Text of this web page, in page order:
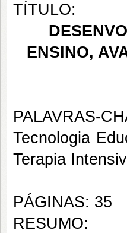
TÍTULO:
ENSINO,
PALAVRAS-
Tecnologia
Terapia
PÁGINAS: 35
RESUMO: